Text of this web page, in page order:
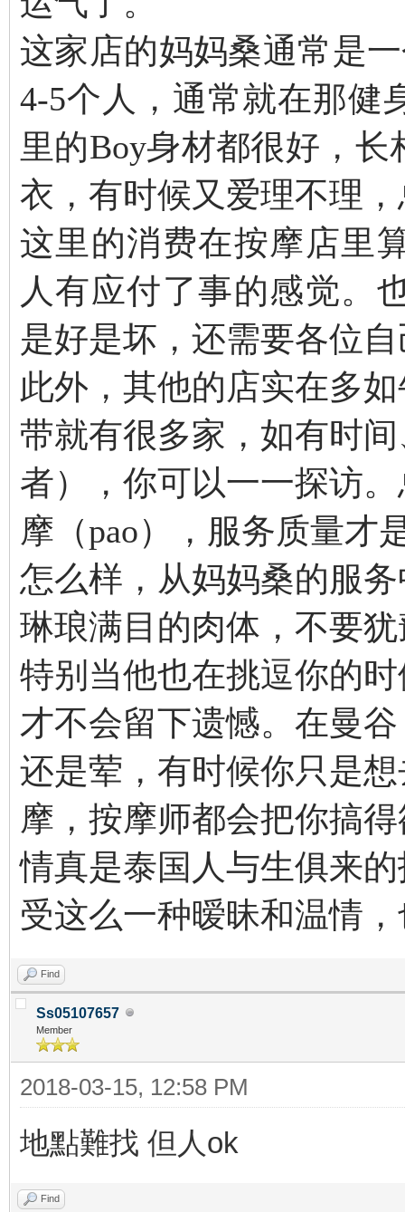
这家店的妈妈桑通常是
4-5个人，通常就在那健
里的Boy身材都很好，
衣，有时候又爱理不理
这里的消费在按摩店里
人有应付了事的感觉。
是好是坏，还需要各位
此外，其他的店实在多
带就有很多家，如有时
者），你可以一一探访
摩（pao），服务质量才
怎么样，从妈妈桑的服
琳琅满目的肉体，不要
特别当他也在挑逗你的
才不会留下遗憾。在曼
还是荤，有时候你只是
摩，按摩师都会把你搞
情真是泰国人与生俱来
受这么一种暧昧和温情
Find
Ss05107657
Member
2018-03-15, 12:58 PM
地點難找 但人ok
Find